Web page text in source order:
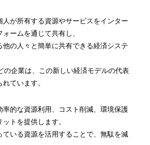
人が所有する資源やサービスをインター
ームを通じて共有し、
他の人々と簡単に共有できる経済システ
の企業は、この新しい経済モデルの代表
ています。
率的な資源利用、コスト削減、環境保護
トを提供します。
ている資源を活用することで、無駄を減